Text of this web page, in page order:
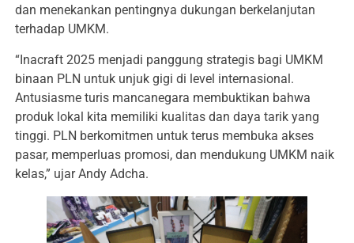
dan menekankan pentingnya dukungan berkelanjutan
terhadap UMKM.
“Inacraft 2025 menjadi panggung strategis bagi UMKM
binaan PLN untuk unjuk gigi di level internasional.
Antusiasme turis mancanegara membuktikan bahwa
produk lokal kita memiliki kualitas dan daya tarik yang
tinggi. PLN berkomitmen untuk terus membuka akses
pasar, memperluas promosi, dan mendukung UMKM naik
kelas,” ujar Andy Adcha.